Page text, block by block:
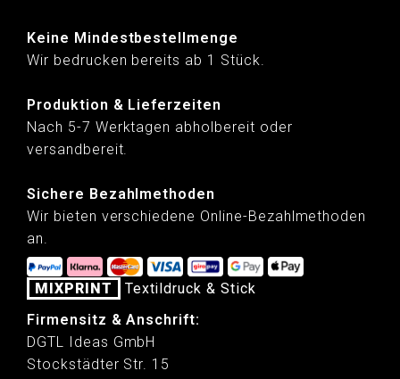
Keine Mindestbestellmenge
Wir bedrucken bereits ab 1 Stück.
Produktion & Lieferzeiten
Nach 5-7 Werktagen abholbereit oder
versandbereit.
Sichere Bezahlmethoden
Wir bieten verschiedene Online-Bezahlmethoden
an.
MIXPRINT
Textildruck & Stick
Firmensitz & Anschrift:
DGTL Ideas GmbH
Stockstädter Str. 15